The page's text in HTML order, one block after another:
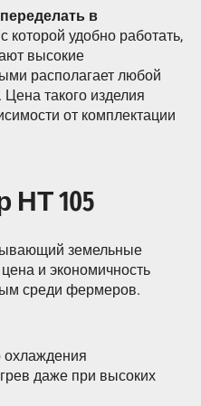
в
которой удобно работать,
высокие
располагает любой
такого изделия
от комплектации
НТ 105
земельные
и экономичность
среди фермеров.
охлаждения
даже при высоких